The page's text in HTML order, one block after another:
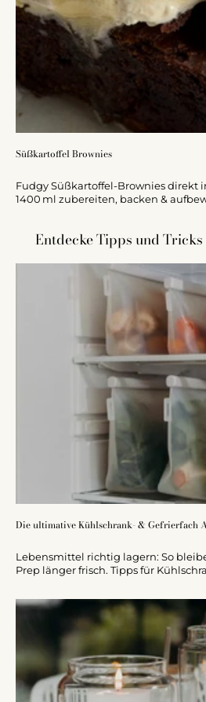
Süßkartoffel Brownies
Fudgy Süßkartoffel-Brownies direkt
1400 ml zubereiten, backen &
Entdecke Tipps und
Die ultimative Kühlschrank- & Gefrierfach
Lebensmittel richtig lagern: So
Prep länger frisch. Tipps für